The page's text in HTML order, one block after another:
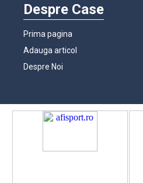
Despre Case
Prima pagina
Adauga articol
Despre Noi